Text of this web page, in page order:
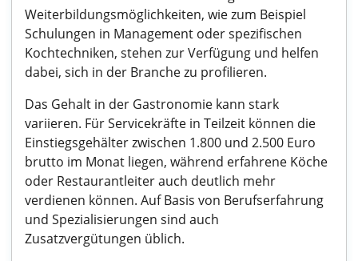
Weiterbildungsmöglichkeiten, wie zum Beispiel
Schulungen in Management oder spezifischen
Kochtechniken, stehen zur Verfügung und helfen
dabei, sich in der Branche zu profilieren.
Das Gehalt in der Gastronomie kann stark
variieren. Für Servicekräfte in Teilzeit können die
Einstiegsgehälter zwischen 1.800 und 2.500 Euro
brutto im Monat liegen, während erfahrene Köche
oder Restaurantleiter auch deutlich mehr
verdienen können. Auf Basis von Berufserfahrung
und Spezialisierungen sind auch
Zusatzvergütungen üblich.